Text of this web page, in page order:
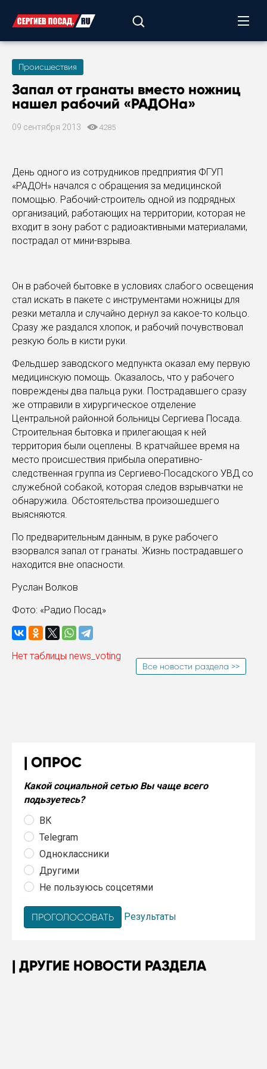
Происшествия
Запал от гранаты вместо ножниц
нашел рабочий «РАДОНа»
09 сентября 2013 4285
День одного из сотрудников предприятия ФГУП
«РАДОН» начался с обращения за медицинской
помощью. Рабочий-строитель одной из подрядных
организаций, работающих на территории, которая не
входит в зону работ с радиоактивными материалами,
пострадал от мини-взрыва.
Он в рабочей бытовке в условиях слабого освещения
стал искать в пакете с инструментами ножницы для
резки металла и случайно дернул за какое-то кольцо.
Сразу же раздался хлопок, и рабочий почувствовал
резкую боль в кисти руки.
Фельдшер заводского медпункта оказал ему первую
медицинскую помощь. Оказалось, что у рабочего
повреждены два пальца руки. Пострадавшего сразу
же отправили в хирургическое отделение
Центральной районной больницы Сергиева Посада.
Строительная бытовка и прилегающая к ней
территория были оцеплены. В кратчайшее время на
место происшествия прибыла оперативно-
следственная группа из Сергиево-Посадского УВД со
служебной собакой, которая следов взрывчатки не
обнаружила. Обстоятельства произошедшего
выясняются.
По предварительным данным, в руке рабочего
взорвался запал от гранаты. Жизнь пострадавшего
находится вне опасности.
Руслан Волков
Фото: «Радио Посад»
Нет таблицы news_voting
Все новости раздела >>
ОПРОС
Какой социальной сетью Вы чаще всего
подьзуетесь?
ВК
Telegram
Одноклассники
Другими
Не пользуюсь соцсетями
Результаты
ДРУГИЕ НОВОСТИ РАЗДЕЛА